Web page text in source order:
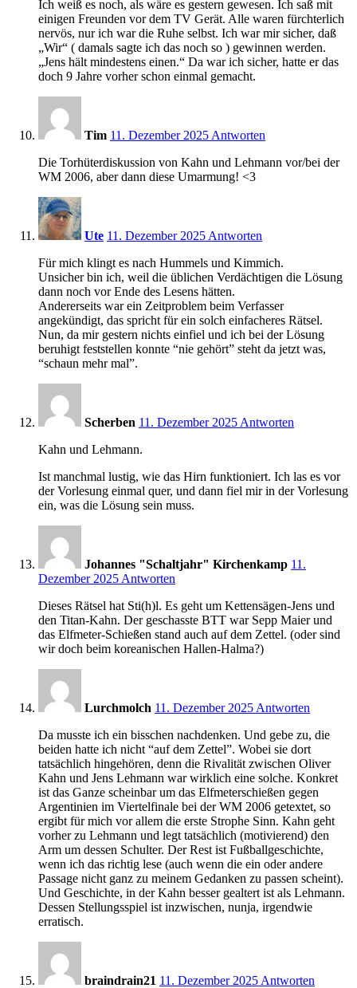
Ich weiß es noch, als wäre es gestern gewesen. Ich saß mit
einigen Freunden vor dem TV Gerät. Alle waren fürchterlich
nervös, nur ich war die Ruhe selbst. Ich war mir sicher, daß
„Wir“ ( damals sagte ich das noch so ) gewinnen werden.
„Jens hält mindestens einen.“ Da war ich sicher, hatte er das
doch 9 Jahre vorher schon einmal gemacht.
Tim 11. Dezember 2025 Antworten
Die Torhüterdiskussion von Kahn und Lehmann vor/bei der
WM 2006, aber dann diese Umarmung! <3
Ute 11. Dezember 2025 Antworten
Für mich klingt es nach Hummels und Kimmich.
Unsicher bin ich, weil die üblichen Verdächtigen die Lösung
dann noch vor Ende des Lesens hätten.
Andererseits war ein Zeitproblem beim Verfasser
angekündigt, das spricht für ein solch einfacheres Rätsel.
Nun, da mir gestern nichts einfiel und ich bei der Lösung
beruhigt feststellen konnte “nie gehört” steht da jetzt was,
“schaun mehr mal”.
Scherben 11. Dezember 2025 Antworten
Kahn und Lehmann.
Ist manchmal lustig, wie das Hirn funktioniert. Ich las es vor
der Vorlesung einmal quer, und dann fiel mir in der Vorlesung
ein, was die Lösung sein muss.
Johannes "Schaltjahr" Kirchenkamp 11.
Dezember 202510:49
Antworten
Dieses Rätsel hat Sti(h)l. Es geht um Kettensägen-Jens und
den Titan-Kahn. Der geschasste BTT war Sepp Maier und
das Elfmeter-Schießen stand auch auf dem Zettel. (oder sind
wir doch beim koreanischen Hallen-Halma?)
Lurchmolch 11. Dezember 2025 Antworten
Da musste ich ein bisschen nachdenken. Und gebe zu, die
beiden hatte ich nicht “auf dem Zettel”. Wobei sie dort
tatsächlich hingehören, denn die Rivalität zwischen Oliver
Kahn und Jens Lehmann war wirklich eine solche. Konkret
ist das Ganze scheinbar um das Elfmeterschießen gegen
Argentinien im Viertelfinale bei der WM 2006 getextet, so
ergibt für mich vor allem die erste Strophe Sinn. Kahn geht
vorher zu Lehmann und legt tatsächlich (motivierend) den
Arm um dessen Schulter. Der Rest ist Fußballgeschichte,
wenn ich das richtig lese (auch wenn die ein oder andere
Passage nicht ganz zu meinem Gedanken zu passen scheint).
Und Geschichte, in der Kahn besser gealtert ist als Lehmann.
Dessen Stellungsspiel ist inzwischen, nunja, irgendwie
erratisch.
braindrain21 11. Dezember 2025 Antworten